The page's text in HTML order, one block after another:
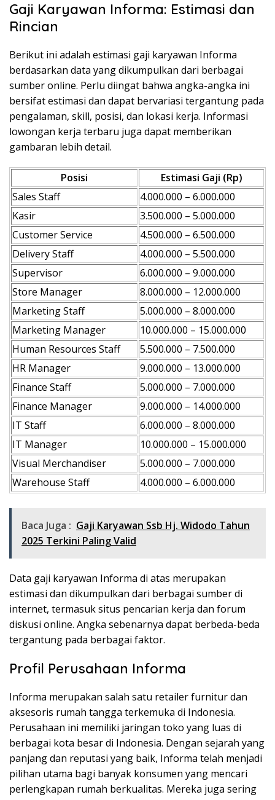
Gaji Karyawan Informa: Estimasi dan
Rincian
Berikut ini adalah estimasi gaji karyawan Informa
berdasarkan data yang dikumpulkan dari berbagai
sumber online. Perlu diingat bahwa angka-angka ini
bersifat estimasi dan dapat bervariasi tergantung pada
pengalaman, skill, posisi, dan lokasi kerja. Informasi
lowongan kerja terbaru juga dapat memberikan
gambaran lebih detail.
Posisi
Estimasi Gaji (Rp)
Sales Staff
4.000.000 – 6.000.000
Kasir
3.500.000 – 5.000.000
Customer Service
4.500.000 – 6.500.000
Delivery Staff
4.000.000 – 5.500.000
Supervisor
6.000.000 – 9.000.000
Store Manager
8.000.000 – 12.000.000
Marketing Staff
5.000.000 – 8.000.000
Marketing Manager
10.000.000 – 15.000.000
Human Resources Staff
5.500.000 – 7.500.000
HR Manager
9.000.000 – 13.000.000
Finance Staff
5.000.000 – 7.000.000
Finance Manager
9.000.000 – 14.000.000
IT Staff
6.000.000 – 8.000.000
IT Manager
10.000.000 – 15.000.000
Visual Merchandiser
5.000.000 – 7.000.000
Warehouse Staff
4.000.000 – 6.000.000
Baca Juga : Gaji Karyawan Ssb Hj. Widodo Tahun
2025 Terkini Paling Valid
Data gaji karyawan Informa di atas merupakan
estimasi dan dikumpulkan dari berbagai sumber di
internet, termasuk situs pencarian kerja dan forum
diskusi online. Angka sebenarnya dapat berbeda-beda
tergantung pada berbagai faktor.
Profil Perusahaan Informa
Informa merupakan salah satu retailer furnitur dan
aksesoris rumah tangga terkemuka di Indonesia.
Perusahaan ini memiliki jaringan toko yang luas di
berbagai kota besar di Indonesia. Dengan sejarah yang
panjang dan reputasi yang baik, Informa telah menjadi
pilihan utama bagi banyak konsumen yang mencari
perlengkapan rumah berkualitas. Mereka juga sering